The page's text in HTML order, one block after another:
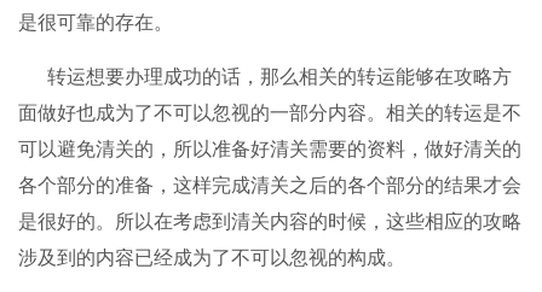
是很可靠的存在。
转运想要办理成功的话，那么相关的转运能够在攻略方
面做好也成为了不可以忽视的一部分内容。相关的转运是不
可以避免清关的，所以准备好清关需要的资料，做好清关的
各个部分的准备，这样完成清关之后的各个部分的结果才会
是很好的。所以在考虑到清关内容的时候，这些相应的攻略
涉及到的内容已经成为了不可以忽视的构成。